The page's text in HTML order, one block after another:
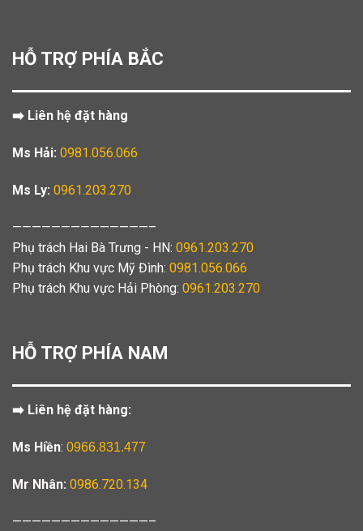
HỖ TRỢ PHÍA BẮC
➡️ Liên hệ đặt hàng
Ms Hải: 0981.056.066
Ms Ly: 0961.203.270
——————————————–
Phụ trách Hai Bà Trưng - HN: 0961.203.270
Phụ trách Khu vực Mỹ Đình: 0981.056.066
Phụ trách Khu vực Hải Phòng: 0961.203.270
HỖ TRỢ PHÍA NAM
➡️ Liên hệ đặt hàng:
Ms Hiền: 0966.831.477
Mr Nhân: 0986.720.134
——————————————–